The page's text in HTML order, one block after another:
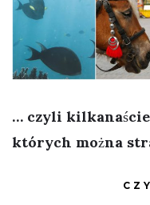
… czyli kilkanaście
których można